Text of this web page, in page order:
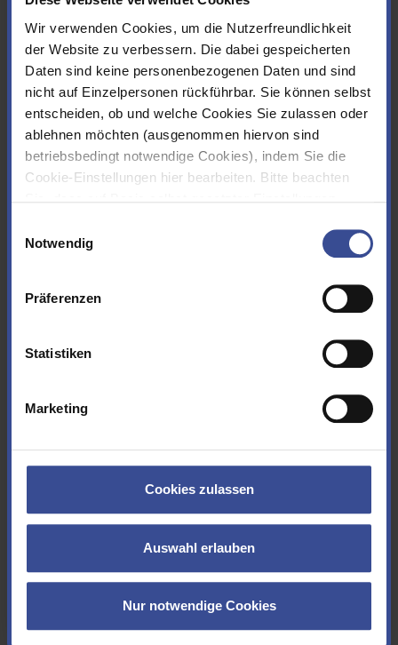
Wir verwenden Cookies, um die Nutzerfreundlichkeit
der Website zu verbessern. Die dabei gespeicherten
Daten sind keine personenbezogenen Daten und sind
nicht auf Einzelpersonen rückführbar. Sie können selbst
entscheiden, ob und welche Cookies Sie zulassen oder
ablehnen möchten (ausgenommen hiervon sind
betriebsbedingt notwendige Cookies), indem Sie die
Cookie-Einstellungen hier bearbeiten. Bitte beachten
Verfügung stehen. Sie können Ihre Cookie-
Einstellungen jederzeit ändern, den Link finden Sie im
Notwendig
Präferenzen
Statistiken
Marketing
Cookies zulassen
Auswahl erlauben
Nur notwendige Cookies
Volumen des Absperrbauwerks
1,2 Mio m³
Entnahme und Entlastungseinrichtungen:
Rohwasserentnahmeturm
Rohwasserentnahmeturm
(Höhe über Gründungssohle)
66 m
Rohwasserentnahmeeinleitungen
2x d. 1,20 m
Grundablass-Stollen (Maulprofil)
Hochwasserentlastungsturm mit Überfallrichter